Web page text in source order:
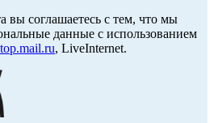
вы соглашаетесь с тем, что мы
данные с использованием
top.mail.ru, LiveInternet.